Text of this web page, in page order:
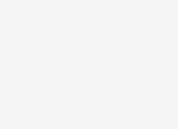
Technologie & gadgets
Écriture
Bureau